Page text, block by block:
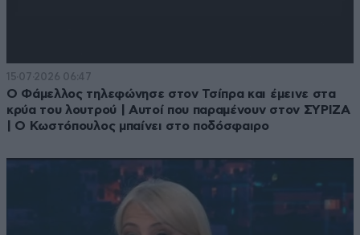
15·07·2026 06:47
Ο Φάμελλος τηλεφώνησε στον Τσίπρα και έμεινε στα
κρύα του λουτρού | Αυτοί που παραμένουν στον ΣΥΡΙΖΑ
| Ο Κωστόπουλος μπαίνει στο ποδόσφαιρο